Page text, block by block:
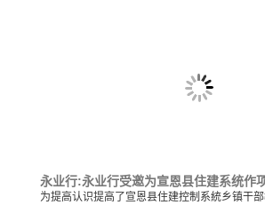
为提高认识提高了宣恩县住建控制系統乡镇干